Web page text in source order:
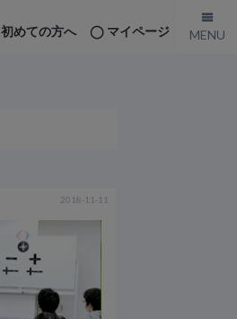
マイページ
初めての方へ
2018-11-11